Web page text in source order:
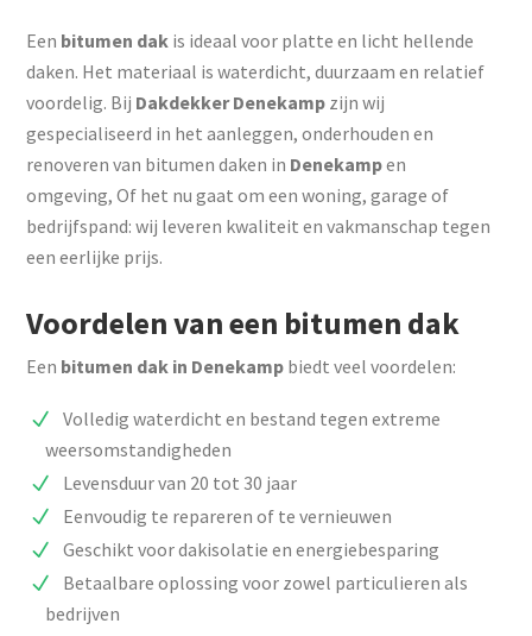
Een bitumen dak is ideaal voor platte en licht hellende
daken. Het materiaal is waterdicht, duurzaam en relatief
voordelig. Bij Dakdekker Denekamp zijn wij
gespecialiseerd in het aanleggen, onderhouden en
renoveren van bitumen daken in Denekampen
omgeving, Of het nu gaat om een woning, garage of
bedrijfspand: wij leveren kwaliteit en vakmanschap tegen
een eerlijke prijs.
Voordelen van een bitumen dak
Een bitumen dak in Denekamp biedt veel voordelen:
Volledig waterdicht en bestand tegen extreme
weersomstandigheden
Levensduur van 20 tot 30 jaar
Eenvoudig te repareren of te vernieuwen
Geschikt voor dakisolatie en energiebesparing
Betaalbare oplossing voor zowel particulieren als
bedrijven